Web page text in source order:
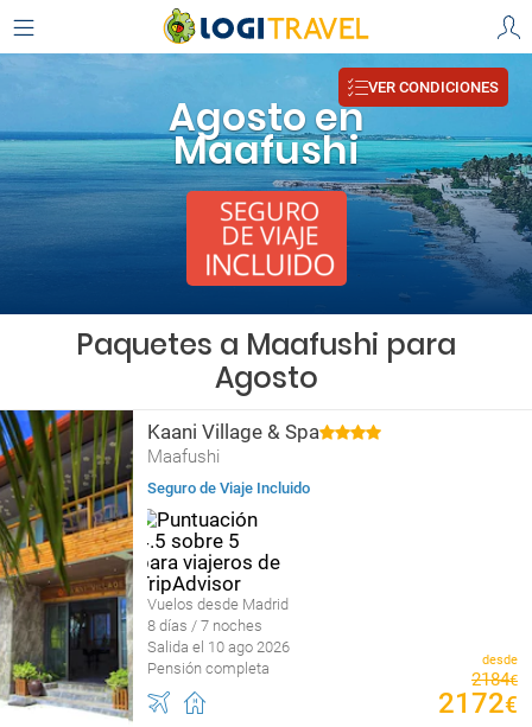
Agosto en
Maafushi
VER CONDICIONES
Paquetes a Maafushi para
Agosto
Kaani Village & Spa
Maafushi
Seguro de Viaje Incluido
Vuelos desde Madrid
8 días / 7 noches
Salida el 10 ago 2026
Pensión completa
desde
2184€
2172€